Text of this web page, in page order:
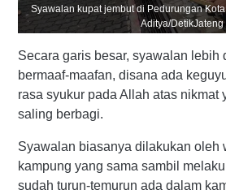
Syawalan kupat jembut di Pedurungan
Aditya/DetikJateng
Secara garis besar, syawalan lebih
bermaaf-maafan, disana ada
rasa syukur pada Allah atas nikmat
saling berbagi.
Syawalan biasanya dilakukan oleh
kampung yang sama sambil
sudah turun-temurun ada dalam